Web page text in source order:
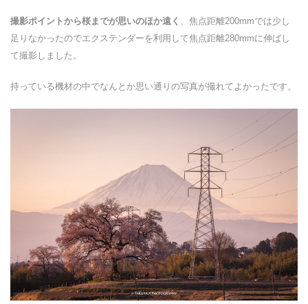
撮影ポイントから桜までが思いのほか遠く 、焦点距離200mmでは少し
足りなかったのでエクステンダーを利用して焦点距離280mmに伸ばし
て撮影しました。
持っている機材の中でなんとか思い通りの写真が撮れてよかったです。